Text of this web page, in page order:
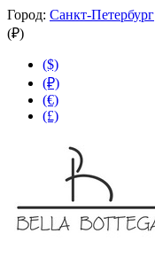
Город: Санкт-Петербург
(₽)
($)
(₽)
(€)
(£)